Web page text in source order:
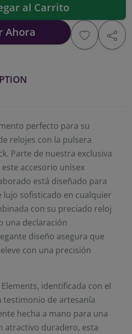
al Carrito
Ahora
perfecto para su
relojes con la pulsera
Parte de nuestra exclusiva
accesorio unisex
está diseñado para
sofisticado en cualquier
con su preciado reloj
una declaración
diseño asegura que
con una precisión
identificada con el
testimonio de artesanía
hecha a mano para una
atractivo duradero, esta